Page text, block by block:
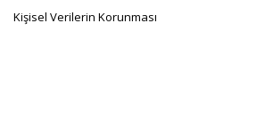
Kişisel Verilerin Korunması